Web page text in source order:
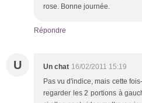
rose. Bonne journée.
Répondre
U Un chat 16/02/2011 15:19
Pas vu d'indice, mais cette
regarder les 2 portions à